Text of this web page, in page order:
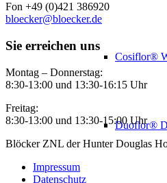
Cosiflor®
Duoflor®
Fon +49 (0)421 386920
bloecker@bloecker.de
Sie erreichen uns
Montag – Donnerstag:
8:30-13:00 und 13:30-16:15 Uhr
Freitag:
8:30-13:00 und 13:30-15:00 Uhr
Blöcker ZNL der Hunter Douglas
Impressum
Datenschutz